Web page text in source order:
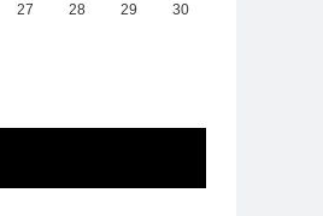
27 28 29 30